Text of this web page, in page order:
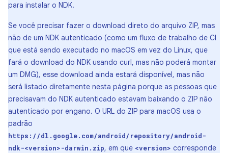
para instalar o NDK.
Se você precisar fazer o download direto do arquivo ZIP, mas
não de um NDK autenticado (como um fluxo de trabalho de CI
que está sendo executado no macOS em vez do Linux, que
fará o download do NDK usando curl, mas não poderá montar
um DMG), esse download ainda estará disponível, mas não
será listado diretamente nesta página porque as pessoas que
precisavam do NDK autenticado estavam baixando o ZIP não
autenticado por engano. O URL do ZIP para macOS usa o
padrão
https://dl.google.com/android/repository/android-
ndk-<version>-darwin.zip, em que <version> corresponde